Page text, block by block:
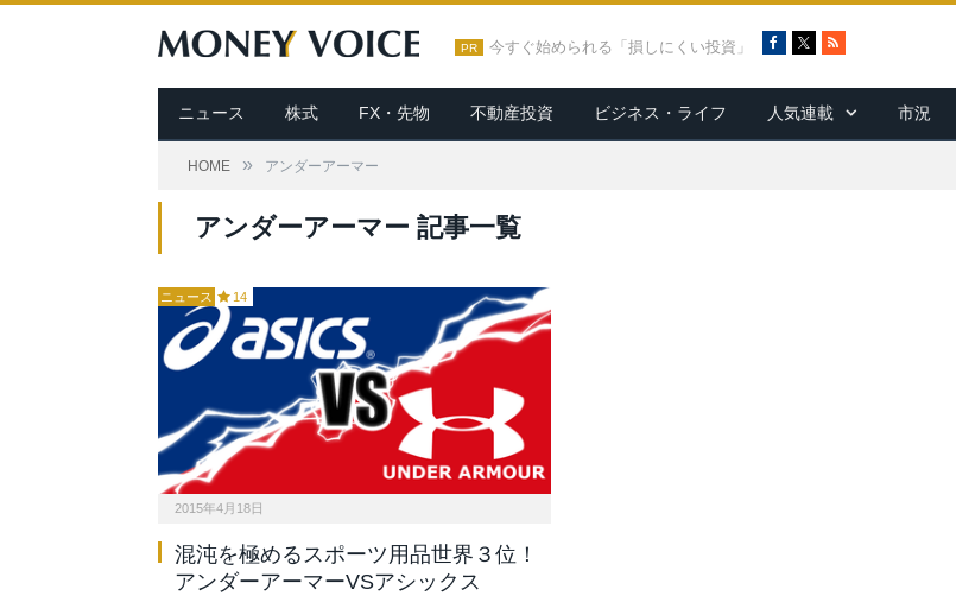
PR 今すぐ始められる「損しにくい投資」
c
e
b
R
S
ニュース 株式 FX・先物 不動産投資 ビジネス・ライフ 人気連載 市況
HOME » アンダーアーマー
アンダーアーマー 記事一覧
ニュース 14
2015年4月18日
混沌を極めるスポーツ用品世界３位！
アンダーアーマーVSアシックス